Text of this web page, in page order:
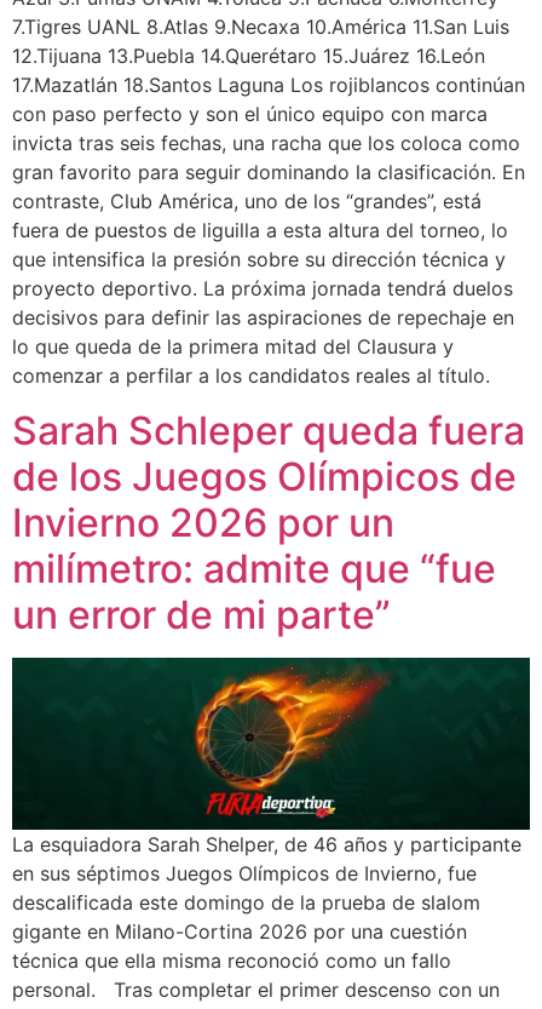
7.Tigres UANL 8.Atlas 9.Necaxa 10.América 11.San Luis
12.Tijuana 13.Puebla 14.Querétaro 15.Juárez 16.León
17.Mazatlán 18.Santos Laguna Los rojiblancos continúan
con paso perfecto y son el único equipo con marca
invicta tras seis fechas, una racha que los coloca como
gran favorito para seguir dominando la clasificación. En
contraste, Club América, uno de los “grandes”, está
fuera de puestos de liguilla a esta altura del torneo, lo
que intensifica la presión sobre su dirección técnica y
proyecto deportivo. La próxima jornada tendrá duelos
decisivos para definir las aspiraciones de repechaje en
lo que queda de la primera mitad del Clausura y
comenzar a perfilar a los candidatos reales al título.
Sarah Schleper queda fuera
de los Juegos Olímpicos de
Invierno 2026 por un
milímetro: admite que “fue
un error de mi parte”
La esquiadora Sarah Shelper, de 46 años y participante
en sus séptimos Juegos Olímpicos de Invierno, fue
descalificada este domingo de la prueba de slalom
gigante en Milano-Cortina 2026 por una cuestión
técnica que ella misma reconoció como un fallo
personal. Tras completar el primer descenso con un